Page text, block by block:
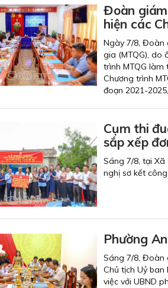
Đoàn
hiện các
Ngày 7/8, Đoàn
gia (MTQG), do
trình MTQG làm
Chương trình
đoạn 2021-
Cụm thi
sắp xếp
Sáng 7/8, tại Xã
nghị sơ kết
Phường
Sáng 7/8, Đoàn
Chủ tịch Uỷ
việc với UBND